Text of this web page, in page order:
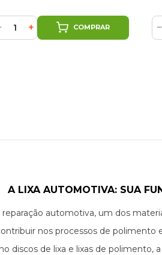
+ COMPRAR −
A LIXA AUTOMOTIVA: SUA
automotiva, um dos
nos processos de
discos de lixa e lixas de